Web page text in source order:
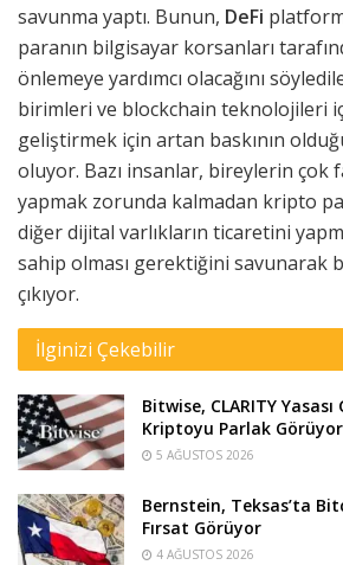
savunma yaptı. Bunun, DeFi
paranın bilgisayar korsanları
önlemeye yardımcı olacağını
birimleri ve blockchain teknolojileri
geliştirmek için artan baskının
oluyor. Bazı insanlar, bireylerin çok
yapmak zorunda kalmadan kripto
diğer dijital varlıkların ticaretini
sahip olması gerektiğini savunarak
çıkıyor.
İlginizi Çekebilir
Bitwise, CLARITY Yasası
Kriptoyu Parlak Görüyor
5 AĞUSTOS 2026
Bernstein, Teksas’ta
Fırsat Görüyor
4 AĞUSTOS 2026